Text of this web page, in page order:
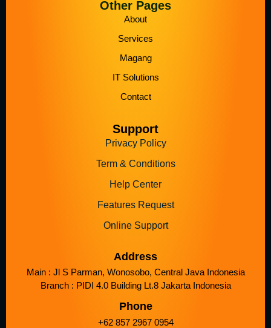
Other Pages
About
Services
Magang
IT Solutions
Contact
Support
Privacy Policy
Term & Conditions
Help Center
Features Request
Online Support
Address
Main : Jl S Parman, Wonosobo, Central Java Indonesia
Branch : PIDI 4.0 Building Lt.8 Jakarta Indonesia
Phone
+62 857 2967 0954